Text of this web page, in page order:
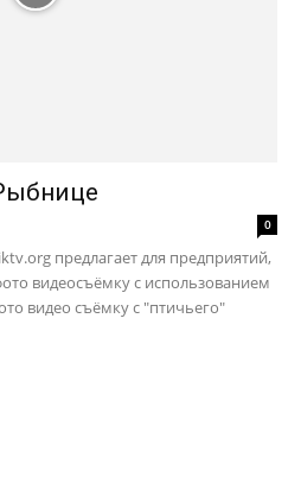
0
предлагает для предприятий,
видеосъёмку с использованием
видео съёмку с "птичьего"